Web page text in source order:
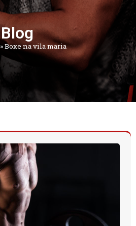
Blog
»Boxe na vila maria